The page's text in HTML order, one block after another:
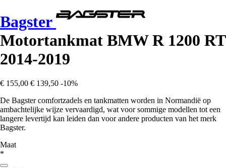
Bagster
Motortankmat BMW R 1200 RT
2014-2019
€ 155,00 € 139,50 -10%
De Bagster comfortzadels en tankmatten worden in Normandië op
ambachtelijke wijze vervaardigd, wat voor sommige modellen tot een
langere levertijd kan leiden dan voor andere producten van het merk
Bagster.
Maat
*